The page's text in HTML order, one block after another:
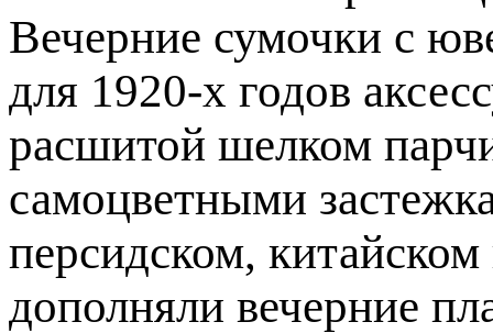
Вечерние сумочки с
для 1920-х годов
расшитой шелком
самоцветными
персидском,
дополняли вечерние